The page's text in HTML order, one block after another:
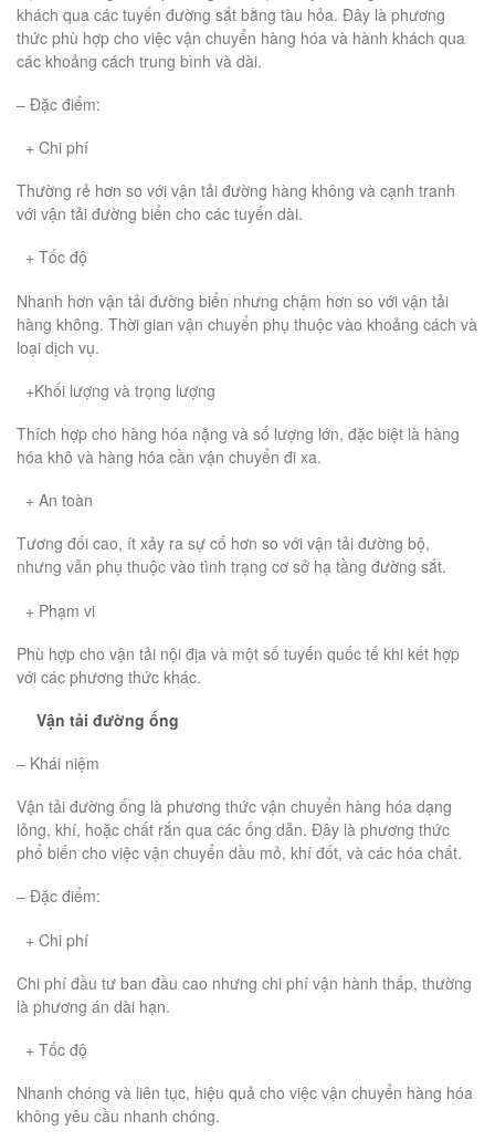
khách qua các tuyến đường sắt bằng tàu hỏa. Đây là phương
thức phù hợp cho việc vận chuyển hàng hóa và hành khách qua
các khoảng cách trung bình và dài.
– Đặc điểm:
+ Chi phí
Thường rẻ hơn so với vận tải đường hàng không và cạnh tranh
với vận tải đường biển cho các tuyến dài.
+ Tốc độ
Nhanh hơn vận tải đường biển nhưng chậm hơn so với vận tải
hàng không. Thời gian vận chuyển phụ thuộc vào khoảng cách và
loại dịch vụ.
+Khối lượng và trọng lượng
Thích hợp cho hàng hóa nặng và số lượng lớn, đặc biệt là hàng
hóa khô và hàng hóa cần vận chuyển đi xa.
+ An toàn
Tương đối cao, ít xảy ra sự cố hơn so với vận tải đường bộ,
nhưng vẫn phụ thuộc vào tình trạng cơ sở hạ tầng đường sắt.
+ Phạm vi
Phù hợp cho vận tải nội địa và một số tuyến quốc tế khi kết hợp
với các phương thức khác.
Vận tải đường ống
– Khái niệm
Vận tải đường ống là phương thức vận chuyển hàng hóa dạng
lỏng, khí, hoặc chất rắn qua các ống dẫn. Đây là phương thức
phổ biến cho việc vận chuyển dầu mỏ, khí đốt, và các hóa chất.
– Đặc điểm:
+ Chi phí
Chi phí đầu tư ban đầu cao nhưng chi phí vận hành thấp, thường
là phương án dài hạn.
+ Tốc độ
Nhanh chóng và liên tục, hiệu quả cho việc vận chuyển hàng hóa
không yêu cầu nhanh chóng.